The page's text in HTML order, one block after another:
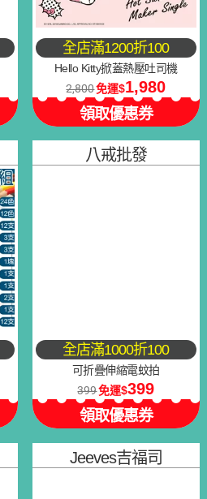
全店滿1200折100
Hello Kitty掀蓋熱壓吐司機
2,800免運 1,980
領取優惠券
全店滿1000折100
可折疊伸縮電蚊拍
八戒批發
399免運 399
領取優惠券
Jeeves吉福司